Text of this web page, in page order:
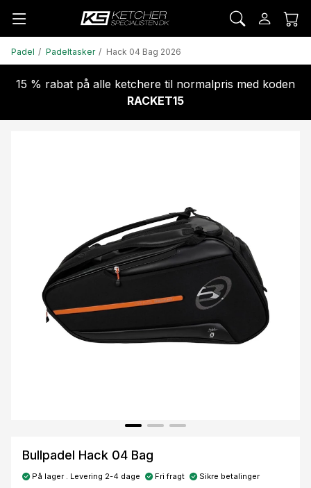
Padel Padeltasker Hack 04 Bag 2026
15 % rabat på alle ketchere til normalpris med koden
RACKET15
Bullpadel Hack 04 Bag
På lager . Levering 2-4 dage Fri fragt Sikre betalinger